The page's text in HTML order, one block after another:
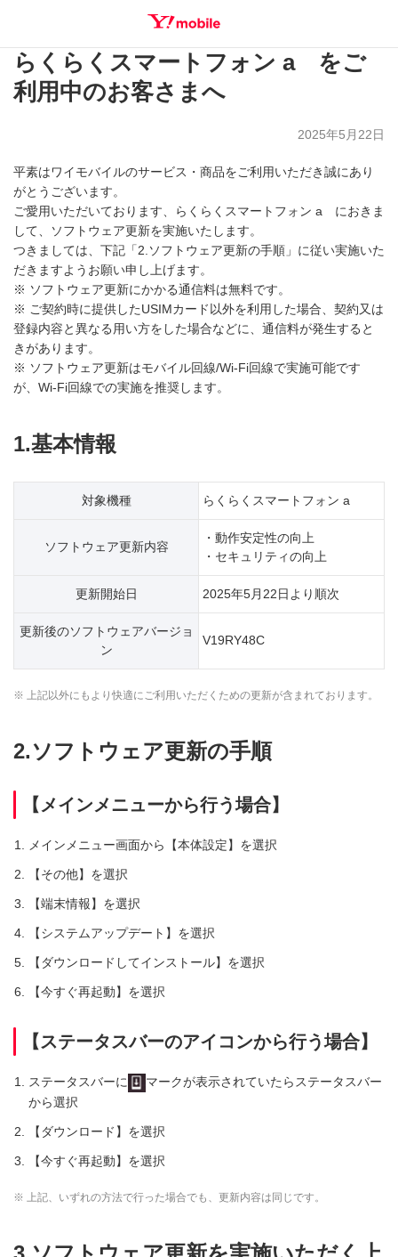
SEARCH
らくらくスマートフォン a をご
利用中のお客さまへ
2025年5月22日
平素はワイモバイルのサービス・商品をご利用いただき誠にあり
がとうございます。
ご愛用いただいております、らくらくスマートフォン a におきま
して、ソフトウェア更新を実施いたします。
つきましては、下記「2.ソフトウェア更新の手順」に従い実施いた
だきますようお願い申し上げます。
※ ソフトウェア更新にかかる通信料は無料です。
※ ご契約時に提供したUSIMカード以外を利用した場合、契約又は
登録内容と異なる用い方をした場合などに、通信料が発生すると
きがあります。
※ ソフトウェア更新はモバイル回線/Wi-Fi回線で実施可能です
が、Wi-Fi回線での実施を推奨します。
1.基本情報
対象機種 らくらくスマートフォン a
ソフトウェア更新内容
・動作安定性の向上
・セキュリティの向上
更新開始日 2025年5月22日より順次
更新後のソフトウェアバージョ
ン
V19RY48C
※ 上記以外にもより快適にご利用いただくための更新が含まれております。
2.ソフトウェア更新の手順
【メインメニューから行う場合】
メインメニュー画面から【本体設定】を選択
【その他】を選択
【端末情報】を選択
【システムアップデート】を選択
【ダウンロードしてインストール】を選択
【今すぐ再起動】を選択
【ステータスバーのアイコンから行う場合】
ステータスバーに
マークが表示されていたらステータスバー
から選択
【ダウンロード】を選択
【今すぐ再起動】を選択
※ 上記、いずれの方法で行った場合でも、更新内容は同じです。